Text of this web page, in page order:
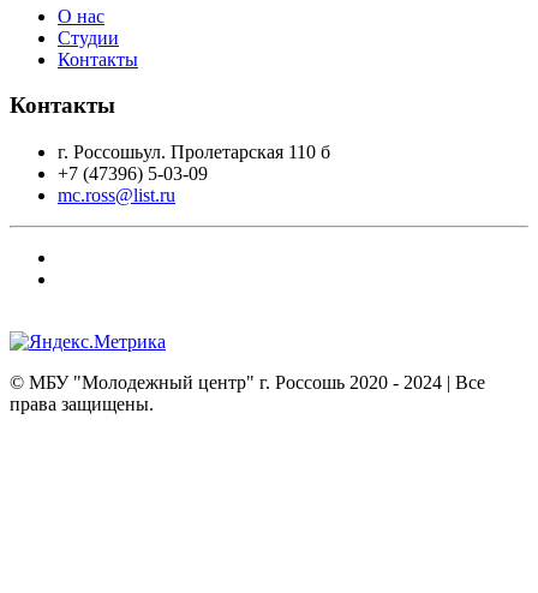
О нас
Студии
Контакты
Контакты
г. Россошьул. Пролетарская 110 б
+7 (47396) 5-03-09
mc.ross@list.ru
© МБУ "Молодежный центр" г. Россошь 2020 - 2024 | Все
права защищены.